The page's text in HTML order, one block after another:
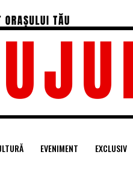
EVENIMENT EXCLUSIV